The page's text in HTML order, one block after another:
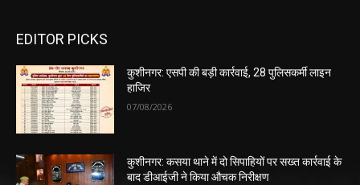
EDITOR PICKS
कुशीनगर: एसपी की बड़ी कार्रवाई, 28 पुलिसकर्मी लाइन
हाजिर
07/08/2026
कुशीनगर: कसया थाने में दो सिपाहियों पर सख्त कार्रवाई के
बाद डीआईजी ने किया औचक निरीक्षण